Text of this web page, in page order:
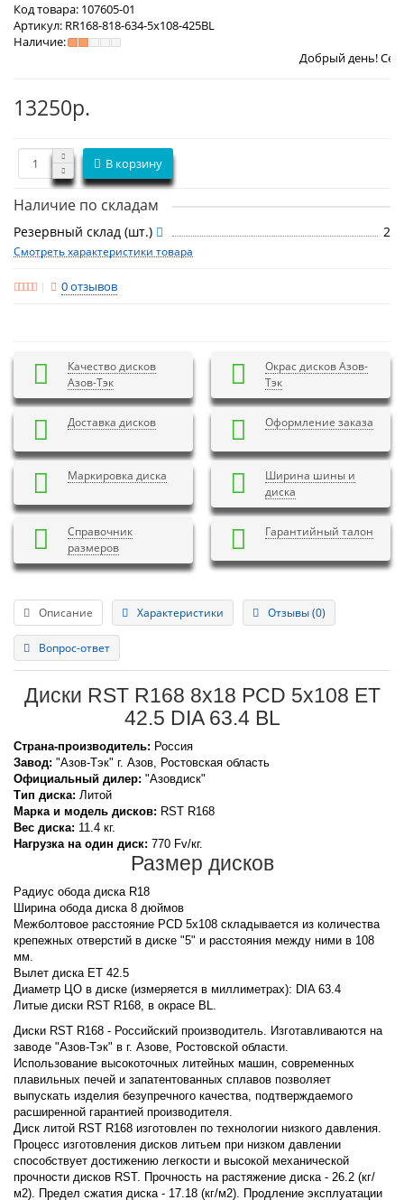
Код товара: 107605-01
Артикул: RR168-818-634-5x108-425BL
Наличие:
Добрый день! СегодняЧетверг
13250р.
В корзину
Наличие по складам
Резервный склад (шт.) 2
Смотреть характеристики товара
0 отзывов
Качество дисков
Азов-Тэк
Окрас дисков Азов-
Тэк
Доставка дисков Оформление заказа
Маркировка диска
Ширина шины и
диска
Справочник
размеров
Гарантийный талон
Описание Характеристики Отзывы (0)
Вопрос-ответ
Диски RST R168 8x18 PCD 5x108 ET
42.5 DIA 63.4 BL
Страна-производитель: Россия
Завод: "Азов-Тэк" г. Азов, Ростовская область
Официальный дилер: "Азовдиск"
Тип диска: Литой
Марка и модель дисков: RST R168
Вес диска: 11.4 кг.
Нагрузка на один диск: 770 Fv/кг.
Размер дисков
Радиус обода диска R18
Ширина обода диска 8 дюймов
Межболтовое расстояние PCD 5x108 складывается из количества
крепежных отверстий в диске "5" и расстояния между ними в 108
мм.
Вылет диска ET 42.5
Диаметр ЦО в диске (измеряется в миллиметрах): DIA 63.4
Литые диски RST R168, в окрасе BL.
Диски RST R168 - Российский производитель. Изготавливаются на
заводе "Азов-Тэк" в г. Азове, Ростовской области.
Использование высокоточных литейных машин, современных
плавильных печей и запатентованных сплавов позволяет
выпускать изделия безупречного качества, подтверждаемого
расширенной гарантией производителя.
Диск литой RST R168 изготовлен по технологии низкого давления.
Процесс изготовления дисков литьем при низком давлении
способствует достижению легкости и высокой механической
прочности дисков RST. Прочность на растяжение диска - 26.2 (кг/
м2). Предел сжатия диска - 17.18 (кг/м2). Продление эксплуатации